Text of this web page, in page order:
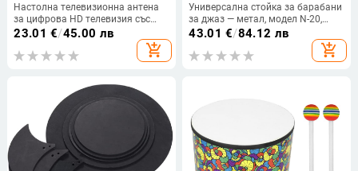
Настолна телевизионна антена
за цифрова HD телевизия със
USB усилвател за по-широк
23.01 €/45.00 лв
add_shopping_cart
Универсална стойка за барабани
за джаз — метал, модел N-20,
подходяща за ударни
43.01 €/84.12 лв
add_shopping_cart